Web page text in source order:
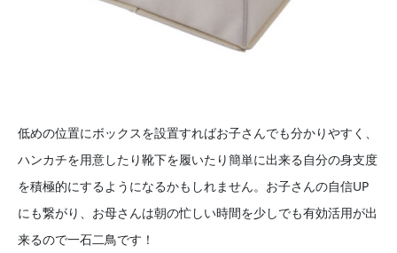
低めの位置にボックスを設置すればお子さんでも分かりやすく、
ハンカチを用意したり靴下を履いたり簡単に出来る自分の身支度
を積極的にするようになるかもしれません。お子さんの自信UP
にも繋がり、お母さんは朝の忙しい時間を少しでも有効活用が出
来るので一石二鳥です！